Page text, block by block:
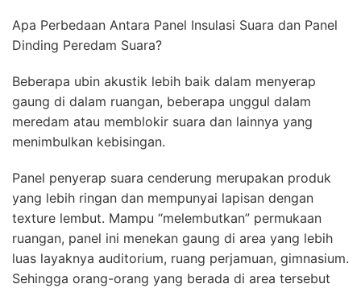
Apa Perbedaan Antara Panel Insulasi Suara dan Panel
Dinding Peredam Suara?
Beberapa ubin akustik lebih baik dalam menyerap
gaung di dalam ruangan, beberapa unggul dalam
meredam atau memblokir suara dan lainnya yang
menimbulkan kebisingan.
Panel penyerap suara cenderung merupakan produk
yang lebih ringan dan mempunyai lapisan dengan
texture lembut. Mampu “melembutkan” permukaan
ruangan, panel ini menekan gaung di area yang lebih
luas layaknya auditorium, ruang perjamuan, gimnasium.
Sehingga orang-orang yang berada di area tersebut